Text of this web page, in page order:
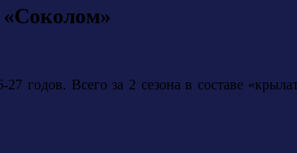
«Соколом»
годов. Всего за 2 сезона в составе